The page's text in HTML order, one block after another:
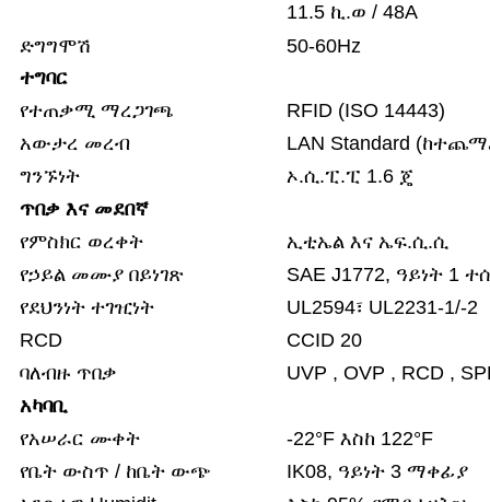
11.5 ኪ.ወ / 48A
ድግግሞሽ
50-60Hz
ተግባር
የተጠቃሚ ማረጋገጫ
RFID (ISO 14443)
አውታረ መረብ
LAN Standard
ግንኙነት
ኦ.ሲ.ፒ.ፒ 1.6 ጄ
ጥበቃ እና መደበኛ
የምስክር ወረቀት
ኢቲኤል እና ኤፍ.ሲ.ሲ
የኃይል መሙያ በይነገጽ
SAE J1772, ዓይነት 1
የደህንነት ተገዢነት
UL2594፣ UL2231-1/-2
RCD
CCID 20
ባለብዙ ጥበቃ
UVP , OVP , RCD ,
አካባቢ
የአሠራር ሙቀት
-22°F እስከ 122°F
የቤት ውስጥ / ከቤት ውጭ
IK08, ዓይነት 3 ማቀፊያ